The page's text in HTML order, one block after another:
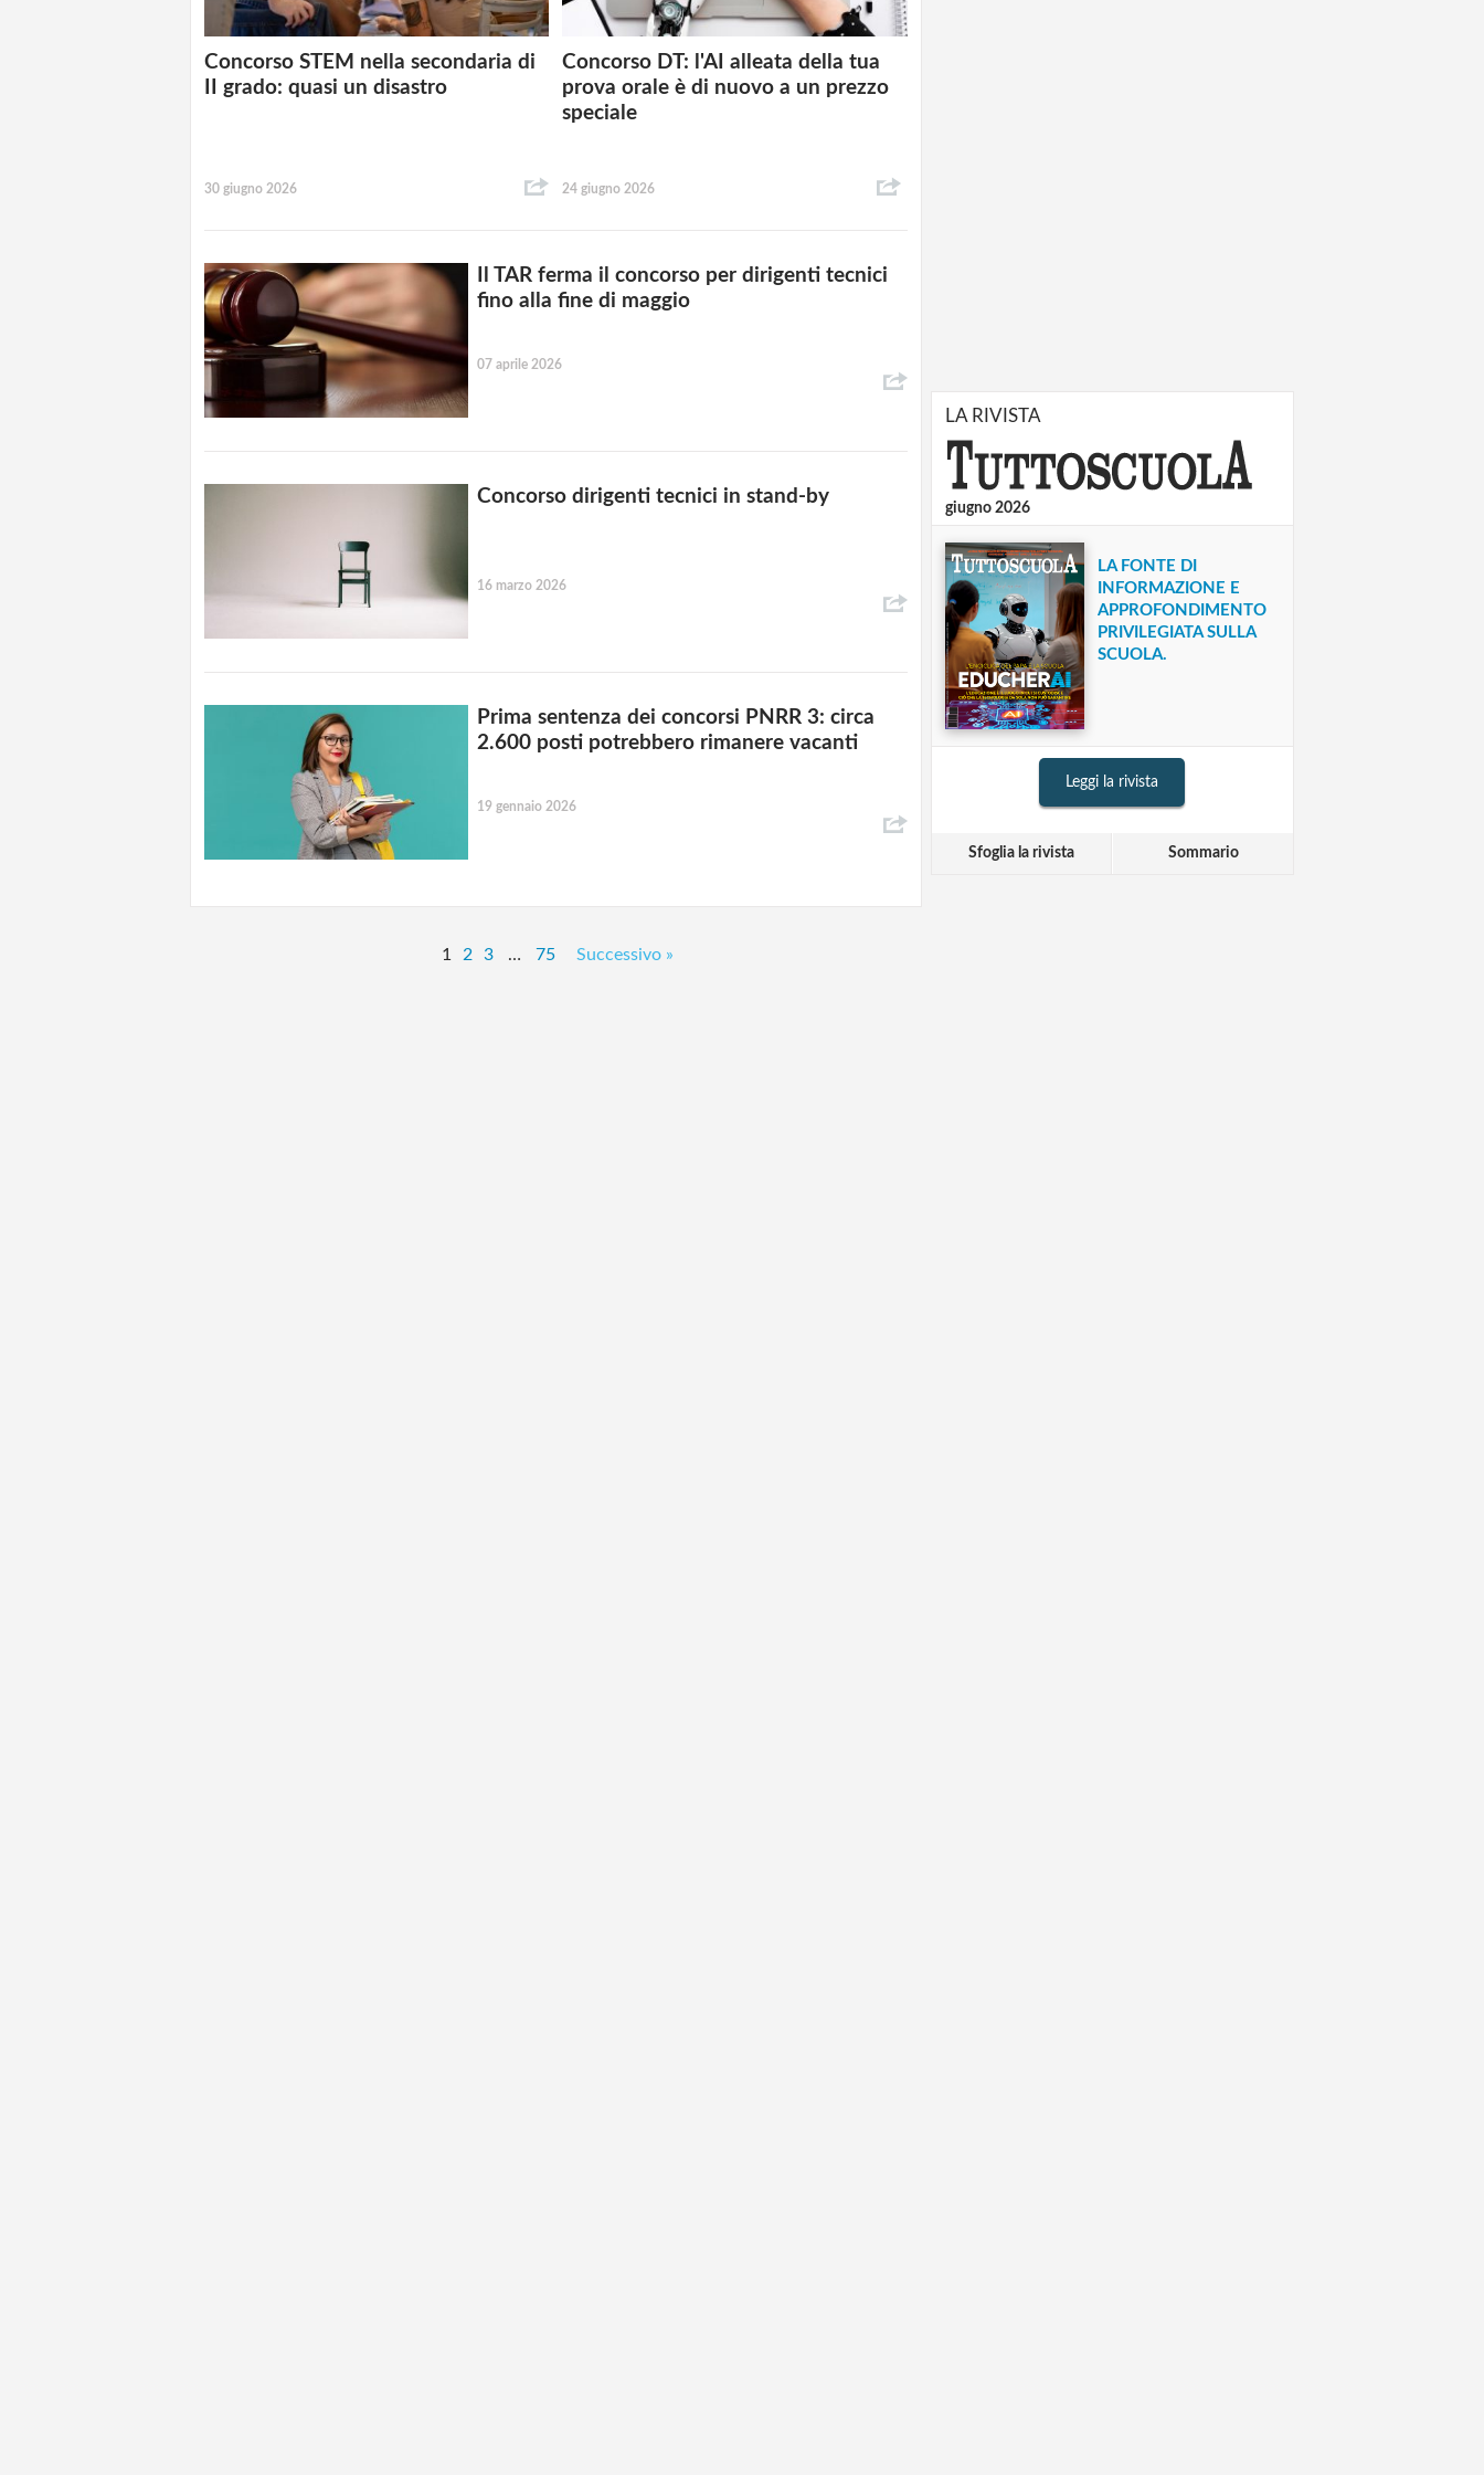
Concorso STEM nella secondaria di
II grado: quasi un disastro
30 giugno 2026
Concorso DT: l'AI alleata della tua
prova orale è di nuovo a un prezzo
speciale
24 giugno 2026
Il TAR ferma il concorso per dirigenti tecnici
fino alla fine di maggio
07 aprile 2026
Concorso dirigenti tecnici in stand-by
16 marzo 2026
Prima sentenza dei concorsi PNRR 3: circa
2.600 posti potrebbero rimanere vacanti
19 gennaio 2026
1 2 3 … 75 Successivo »
LA RIVISTA
giugno 2026
LA FONTE DI
INFORMAZIONE E
APPROFONDIMENTO
PRIVILEGIATA SULLA
SCUOLA.
Leggi la rivista
Sfoglia la rivista Sommario